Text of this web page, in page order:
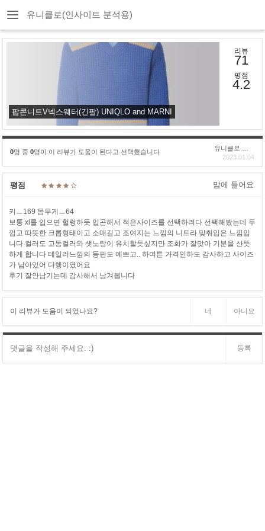
유니클로(인사이트 분석용)
팝콘니트V넥스웨터(긴팔) UNIQLO and MARNI
리뷰
71
평점
4.2
0명 중 0명이 이 리뷰가 도움이 된다고 선택했습니다
2023.01.04
평점 맘에 들어요
키ㅡ169 몸무게ㅡ64
보통 xl를 입으면 헐렁하듯 입곤해서 적은사이즈를 선택하려다 선택해봤는데 두
껍고 따뜻한 크롭형태이고 소매길고 조여지는 느낌의 니트라 맞춰입은 느낌입
니다 컬러도 고동컬러와 샛노랑이 유치할듯싶지만 조화가 잘맞아 기분을 산뜻
하게 합니다 테일러느낌의 등판도 예쁘고.. 하여튼 가격인하도 감사하고 사이즈
가 남아있어 다행이였어요
후기 잘안남기는데 감사해서 남겨봅니다
이 리뷰가 도움이 되었나요? 네 아니요
등록